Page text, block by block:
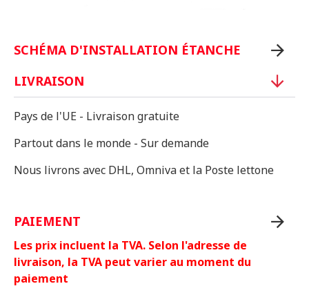
SCHÉMA D'INSTALLATION ÉTANCHE
LIVRAISON
Pays de l'UE - Livraison gratuite
Partout dans le monde - Sur demande
Nous livrons avec DHL, Omniva et la Poste lettone
PAIEMENT
Les prix incluent la TVA. Selon l'adresse de
livraison, la TVA peut varier au moment du
paiement